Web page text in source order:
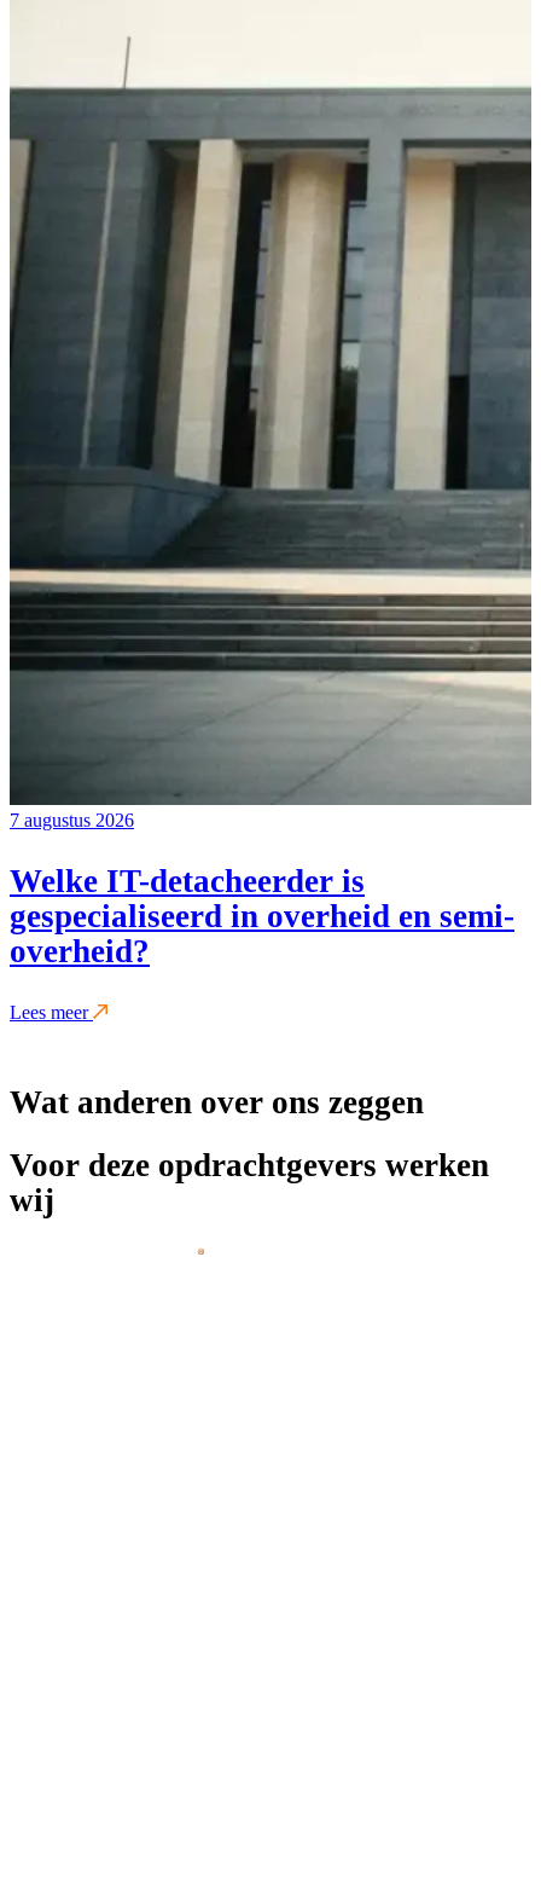
7 augustus 2026
Welke IT-detacheerder is
gespecialiseerd in overheid en semi-
overheid?
Lees meer
Wat anderen over ons zeggen
Voor deze opdrachtgevers werken
wij